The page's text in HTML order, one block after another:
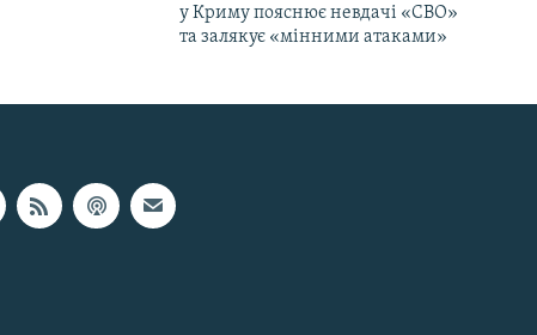
у Криму пояснює невдачі «СВО»
та залякує «мінними атаками»